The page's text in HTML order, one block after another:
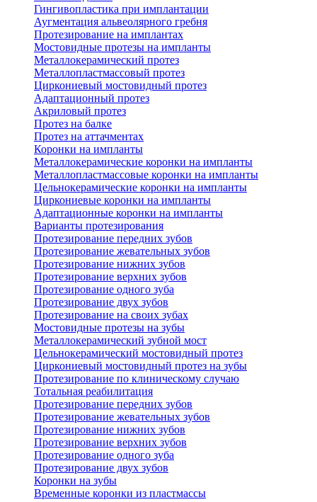
Гингивопластика при имплантации
Аугментация альвеолярного гребня
Протезирование на имплантах
Мостовидные протезы на импланты
Металлокерамический протез
Металлопластмассовый протез
Циркониевый мостовидный протез
Адаптационный протез
Акриловый протез
Протез на балке
Протез на аттачментах
Коронки на импланты
Металлокерамические коронки на импланты
Металлопластмассовые коронки на импланты
Цельнокерамические коронки на импланты
Циркониевые коронки на импланты
Адаптационные коронки на импланты
Варианты протезирования
Протезирование передних зубов
Протезирование жевательных зубов
Протезирование нижних зубов
Протезирование верхних зубов
Протезирование одного зуба
Протезирование двух зубов
Протезирование на своих зубах
Мостовидные протезы на зубы
Металлокерамический зубной мост
Цельнокерамический мостовидный протез
Циркониевый мостовидный протез на зубы
Протезирование по клиническому случаю
Тотальная реабилитация
Протезирование передних зубов
Протезирование жевательных зубов
Протезирование нижних зубов
Протезирование верхних зубов
Протезирование одного зуба
Протезирование двух зубов
Коронки на зубы
Временные коронки из пластмассы